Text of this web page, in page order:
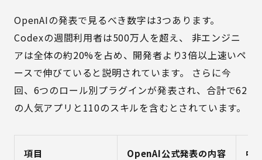
OpenAIの発表で見るべき数字は3つあります。
Codexの週間利用者は500万人を超え、 非エンジニ
アは全体の約20%を占め、開発者より3倍以上速いペ
ースで伸びていると説明されています。 さらに今
回、6つのロール別プラグインが発表され、合計で62
の人気アプリと110のスキルを含むとされています。
項目 OpenAI公式発表の内容 中